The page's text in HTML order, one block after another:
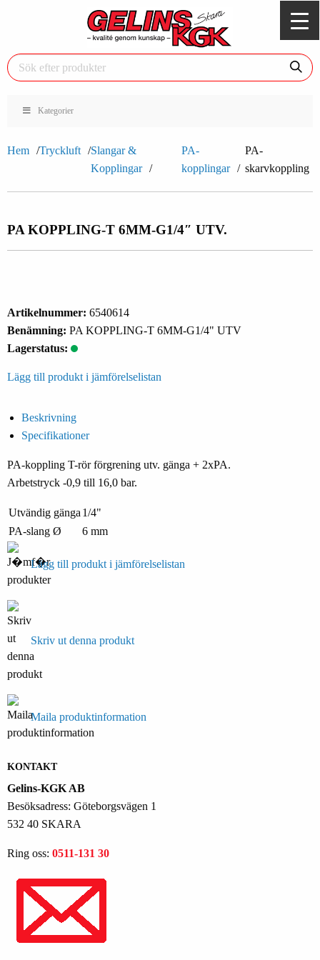
Kategorier
Hem Tryckluft
Slangar &
Kopplingar
PA-
kopplingar
PA-
skarvkoppling
PA KOPPLING-T 6MM-G1/4″ UTV.
Artikelnummer: 6540614
Benämning: PA KOPPLING-T 6MM-G1/4" UTV
Lagerstatus:
Lägg till produkt i jämförelselistan
Beskrivning
Specifikationer
PA-koppling T-rör förgrening utv. gänga + 2xPA.
Arbetstryck -0,9 till 16,0 bar.
Utvändig gänga 1/4"
PA-slang Ø
6 mm
Lägg till produkt i jämförelselistan
Skriv ut denna produkt
Maila produktinformation
KONTAKT
Gelins-KGK AB
Besöksadress: Göteborgsvägen 1
532 40 SKARA
Ring oss: 0511-131 30